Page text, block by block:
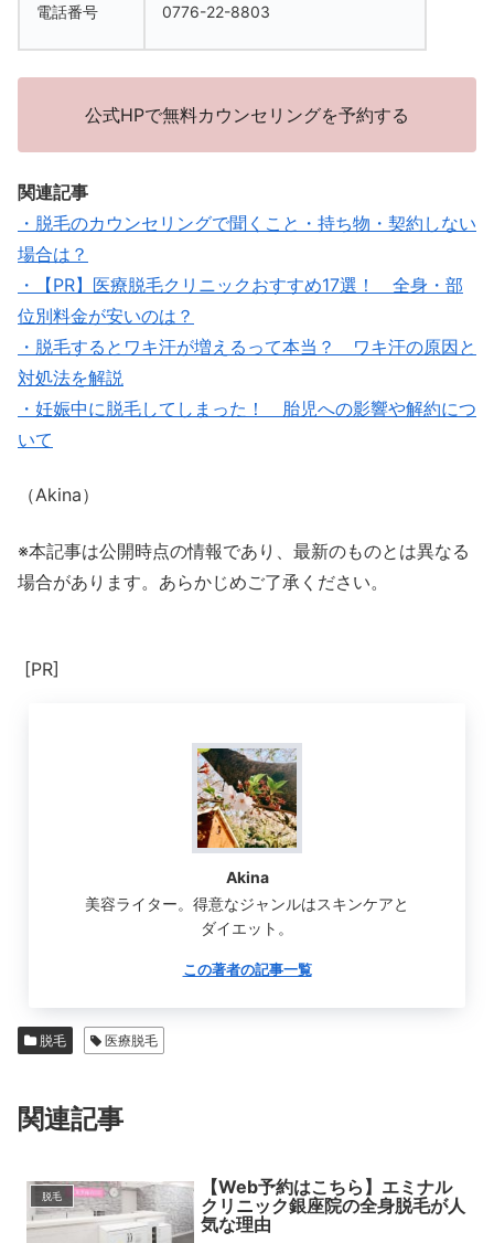
電話番号 0776-22-8803
公式HPで無料カウンセリングを予約する
関連記事
・脱毛のカウンセリングで聞くこと・持ち物・契約しない
場合は？
・【PR】医療脱毛クリニックおすすめ17選！ 全身・部
位別料金が安いのは？
・脱毛するとワキ汗が増えるって本当？ ワキ汗の原因と
対処法を解説
・妊娠中に脱毛してしまった！ 胎児への影響や解約につ
いて
（Akina）
※本記事は公開時点の情報であり、最新のものとは異なる
場合があります。あらかじめご了承ください。
[PR]
Akina
美容ライター。得意なジャンルはスキンケアと
ダイエット。
この著者の記事一覧
脱毛 医療脱毛
関連記事
脱毛
【Web予約はこちら】エミナル
クリニック銀座院の全身脱毛が人
気な理由